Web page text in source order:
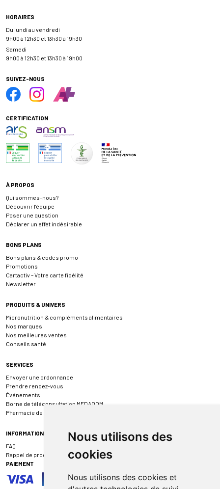
Nous utilisons des
cookies
Nous utilisons des cookies et
HORAIRES
Du lundi au vendredi
9h00 à 12h30 et 13h30 à 19h30
Samedi
9h00 à 12h30 et 13h30 à 19h00
SUIVEZ-NOUS
CERTIFICATION
À PROPOS
Qui sommes-nous?
Découvrir l’équipe
Poser une question
Déclarer un effet indésirable
BONS PLANS
Bons plans & codes promo
Promotions
Cartactiv – Votre carte fidélité
Newsletter
PRODUITS & UNIVERS
Micronutrition & compléments alimentaires
Nos marques
Nos meilleures ventes
Conseils santé
SERVICES
Envoyer une ordonnance
Prendre rendez-vous
Événements
Borne de téléconsultation MEDADOM
Pharmacie de garde
INFORMATIONS
FAQ
Rappel de produit
PAIEMENT